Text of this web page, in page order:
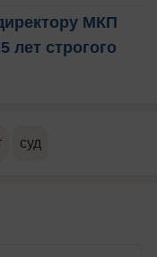
МКП
лет строгого
суд